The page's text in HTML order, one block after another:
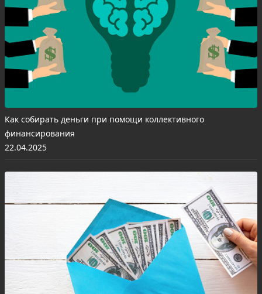
Как собирать деньги при помощи коллективного
финансирования
22.04.2025